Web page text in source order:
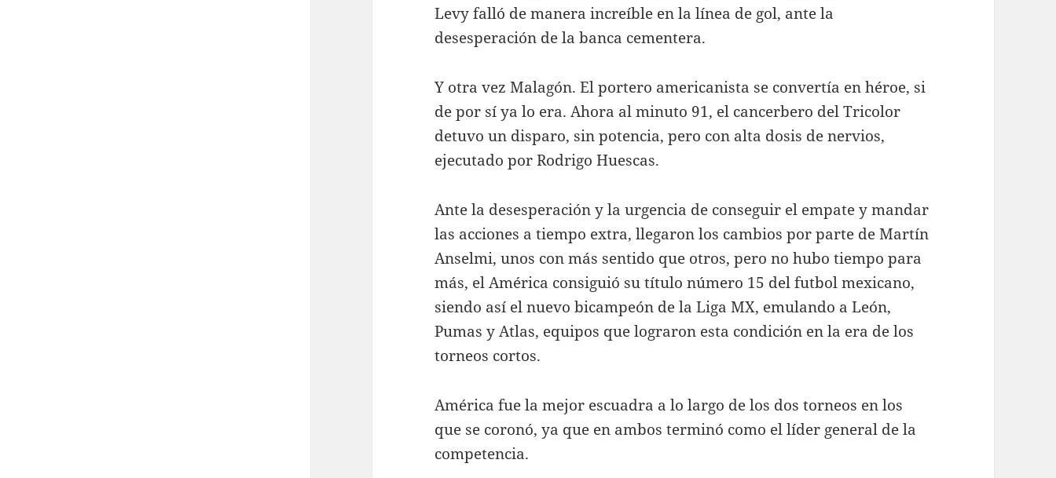
Levy falló de manera increíble en la línea de gol, ante la
desesperación de la banca cementera.
Y otra vez Malagón. El portero americanista se convertía en héroe, si
de por sí ya lo era. Ahora al minuto 91, el cancerbero del Tricolor
detuvo un disparo, sin potencia, pero con alta dosis de nervios,
ejecutado por Rodrigo Huescas.
Ante la desesperación y la urgencia de conseguir el empate y mandar
las acciones a tiempo extra, llegaron los cambios por parte de Martín
Anselmi, unos con más sentido que otros, pero no hubo tiempo para
más, el América consiguió su título número 15 del futbol mexicano,
siendo así el nuevo bicampeón de la Liga MX, emulando a León,
Pumas y Atlas, equipos que lograron esta condición en la era de los
torneos cortos.
América fue la mejor escuadra a lo largo de los dos torneos en los
que se coronó, ya que en ambos terminó como el líder general de la
competencia.